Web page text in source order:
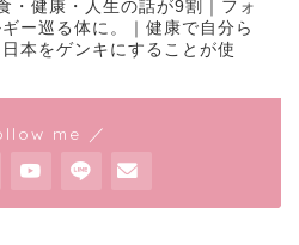
・健康・人生の話が9割｜フォ
ー巡る体に。｜健康で自分ら
本をゲンキにすることが使
me ／